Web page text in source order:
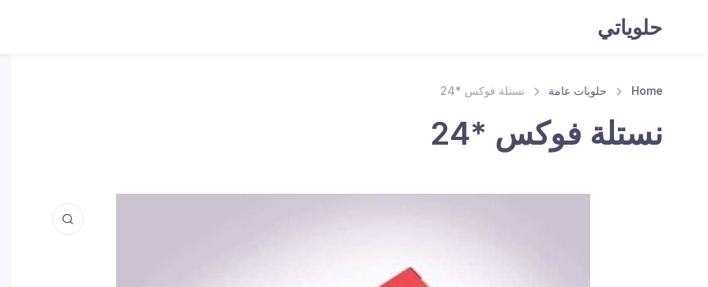
حلوياتي
Home حلويات عامة نستلة فوكس *24
نستلة فوكس *24